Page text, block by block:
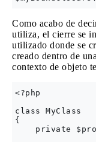
Como acabo de
utiliza, el cierre se
utilizado donde se
creado dentro de
contexto de objeto
<?php
class MyClass
{
private